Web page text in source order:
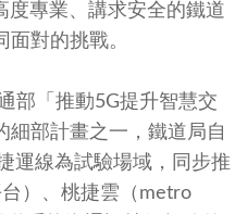
度專業、講求安全的鐵道
對的挑戰。
部「推動5G提升智慧交
細部計畫之一，鐵道局自
運線為試驗場域，同步推
）、桃捷雲（metro